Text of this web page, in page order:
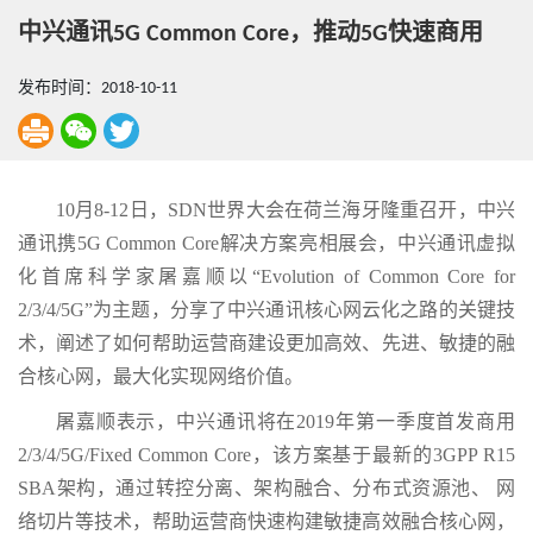
中兴通讯5G Common Core，推动5G快速商用
发布时间：2018-10-11
10月8-12日，SDN世界大会在荷兰海牙隆重召开，中兴
通讯携5G Common Core解决方案亮相展会，中兴通讯虚拟
化首席科学家屠嘉顺以“Evolution of Common Core for
2/3/4/5G”为主题，分享了中兴通讯核心网云化之路的关键技
术，阐述了如何帮助运营商建设更加高效、先进、敏捷的融
合核心网，最大化实现网络价值。
屠嘉顺表示，中兴通讯将在2019年第一季度首发商用
2/3/4/5G/Fixed Common Core，该方案基于最新的3GPP R15
SBA架构，通过转控分离、架构融合、分布式资源池、 网
络切片等技术，帮助运营商快速构建敏捷高效融合核心网，